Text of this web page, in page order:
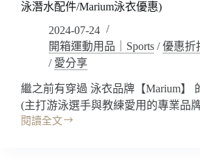
泳潛水配件/Marium泳衣優惠)
2024-07-24
開箱運動用品｜Sports /優惠折
/ 愛分享
繼之前有穿過 泳衣品牌【Marium】
(主打游泳選手與教練愛用的專業品
閱讀全文
開